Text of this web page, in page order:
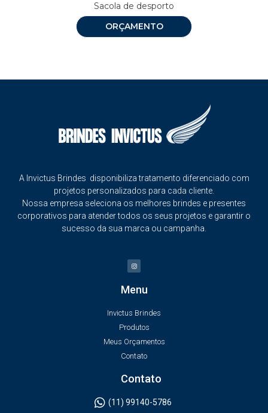
Sacola de desporto
ORÇAMENTO
A Invictus Brindes disponibiliza tratamento diferenciado com
projetos personalizados para cada cliente.
Nossa empresa seleciona os melhores brindes e presentes
corporativos para atender todos os seus projetos e garantir o
sucesso da sua marca ou campanha.
Menu
Invictus Brindes
Produtos
Meus Orçamentos
Contato
Contato
(11) 99140-5786